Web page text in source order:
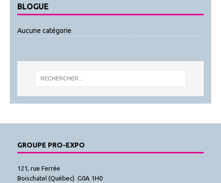
BLOGUE
Aucune catégorie
GROUPE PRO-EXPO
121, rue Ferrée
Boischatel (Québec) G0A 1H0